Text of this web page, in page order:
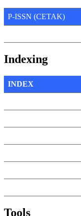
P-ISSN (CETAK)
Indexing
INDEX
Tools